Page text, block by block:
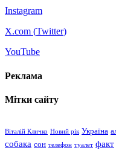
Instagram
X.com (Twitter)
YouTube
Реклама
Мітки сайту
Віталій Кличко Новий рік Україна
собака сон телефон туалет факт